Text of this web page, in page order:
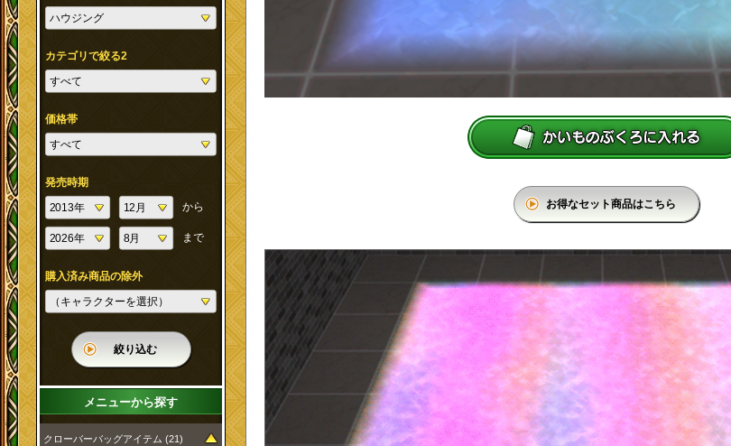
カテゴリで絞る2
価格帯
発売時期
から
まで
購入済み商品の除外
絞り込む
メニューから探す
クローバーバッグアイテム (21)
お得なセット商品はこちら